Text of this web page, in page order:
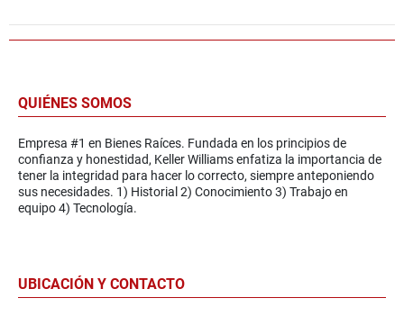
QUIÉNES SOMOS
Empresa #1 en Bienes Raíces. Fundada en los principios de
confianza y honestidad, Keller Williams enfatiza la importancia de
tener la integridad para hacer lo correcto, siempre anteponiendo
sus necesidades. 1) Historial 2) Conocimiento 3) Trabajo en
equipo 4) Tecnología.
UBICACIÓN Y CONTACTO